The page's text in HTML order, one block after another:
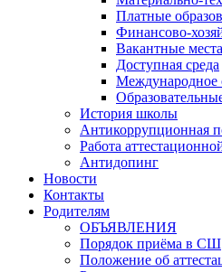
Платные
Финансово-
Вакантные
Доступная среда
Международное
История школы
Антикоррупционная
Работа
Антидопинг
Новости
Контакты
Родителям
ОБЪЯВЛЕНИЯ
Порядок приёма в СШ
Положение об